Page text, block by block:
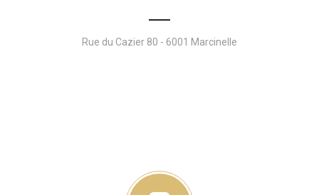
Rue du Cazier 80 - 6001 Marcinelle